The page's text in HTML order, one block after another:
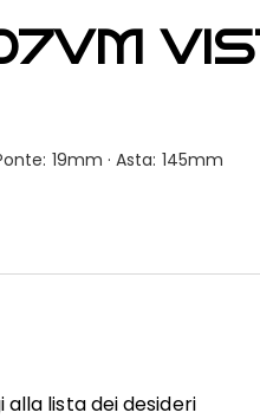
19mm · Asta: 145mm
alla lista dei desideri